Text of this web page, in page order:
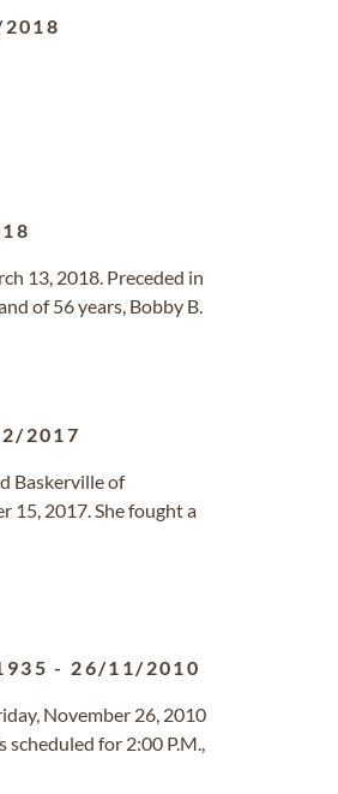
13, 2018. Preceded in
of 56 years, Bobby B.
2017
Baskerville of
15, 2017. She fought a
- 26/11/2010
November 26, 2010
scheduled for 2:00 P.M.,